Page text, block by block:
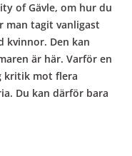
of Gävle, om hur du
man tagit vanligast
kvinnor. Den kan
är här. Varför en
kritik mot flera
Du kan därför bara